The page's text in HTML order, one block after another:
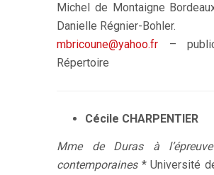
Michel de Montaigne
Danielle Régnier-Bohler.
mbricoune@yahoo.fr –
Répertoire
Cécile CHARPENTIER
Mme de Duras à
contemporaines* Université